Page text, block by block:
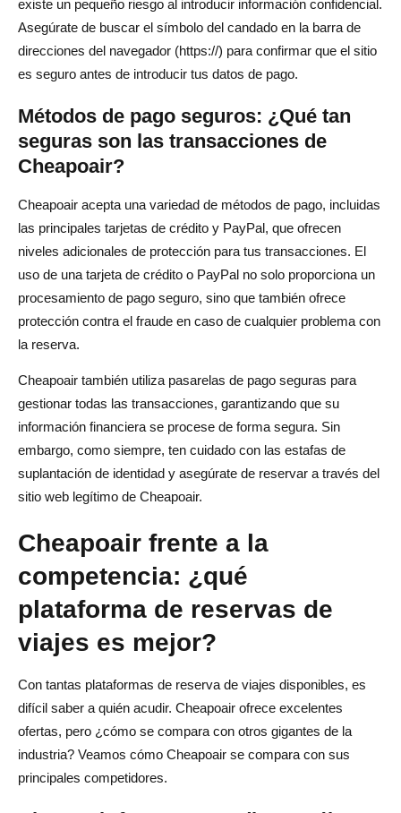
existe un pequeño riesgo al introducir información confidencial.
Asegúrate de buscar el símbolo del candado en la barra de
direcciones del navegador (https://) para confirmar que el sitio
es seguro antes de introducir tus datos de pago.
Métodos de pago seguros: ¿Qué tan
seguras son las transacciones de
Cheapoair?
Cheapoair acepta una variedad de métodos de pago, incluidas
las principales tarjetas de crédito y PayPal, que ofrecen
niveles adicionales de protección para tus transacciones. El
uso de una tarjeta de crédito o PayPal no solo proporciona un
procesamiento de pago seguro, sino que también ofrece
protección contra el fraude en caso de cualquier problema con
la reserva.
Cheapoair también utiliza pasarelas de pago seguras para
gestionar todas las transacciones, garantizando que su
información financiera se procese de forma segura. Sin
embargo, como siempre, ten cuidado con las estafas de
suplantación de identidad y asegúrate de reservar a través del
sitio web legítimo de Cheapoair.
Cheapoair frente a la
competencia: ¿qué
plataforma de reservas de
viajes es mejor?
Con tantas plataformas de reserva de viajes disponibles, es
difícil saber a quién acudir. Cheapoair ofrece excelentes
ofertas, pero ¿cómo se compara con otros gigantes de la
industria? Veamos cómo Cheapoair se compara con sus
principales competidores.